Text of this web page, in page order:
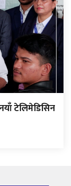
टेलिमेडिसिन